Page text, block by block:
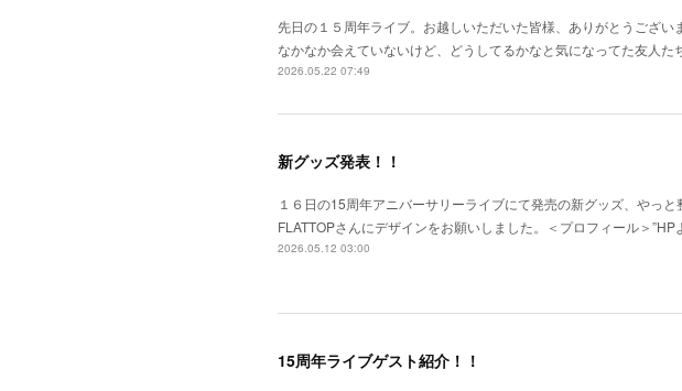
先日の１５周年ライブ。お越しいただいた皆様、ありがとうござ
なかなか会えていないけど、どうしてるかなと気になってた友人
2026.05.22 07:49
新グッズ発表！！
１６日の15周年アニバーサリーライブにて発売の新グッズ、やっ
FLATTOPさんにデザインをお願いしました。＜プロフィール＞
2026.05.12 03:00
15周年ライブゲスト紹介！！